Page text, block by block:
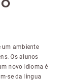
um ambiente
Os alunos
novo idioma é
se da língua